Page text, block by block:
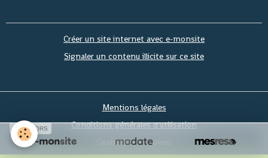
Créer un site internet avec e-monsite
Signaler un contenu illicite sur ce site
Mentions légales
Conditions générales d'utilisation
Gestion des cookies
SPONSORS